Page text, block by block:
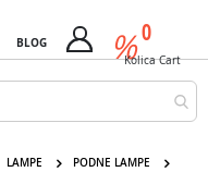
BLOG %
Cart 0
Kolica Cart
LAMPE
PODNE LAMPE